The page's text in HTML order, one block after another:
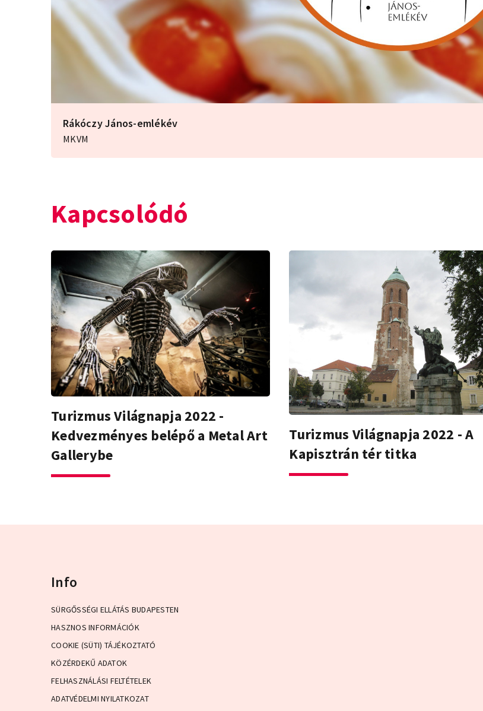
Rákóczy János-emlékév
MKVM
Kapcsolódó
Turizmus Világnapja 2022 -
Kedvezményes belépő a Metal Art
Gallerybe
Turizmus Világnapja 2022 - A
Kapisztrán tér titka
Info
SÜRGŐSSÉGI ELLÁTÁS BUDAPESTEN
HASZNOS INFORMÁCIÓK
COOKIE (SÜTI) TÁJÉKOZTATÓ
KÖZÉRDEKŰ ADATOK
FELHASZNÁLÁSI FELTÉTELEK
ADATVÉDELMI NYILATKOZAT